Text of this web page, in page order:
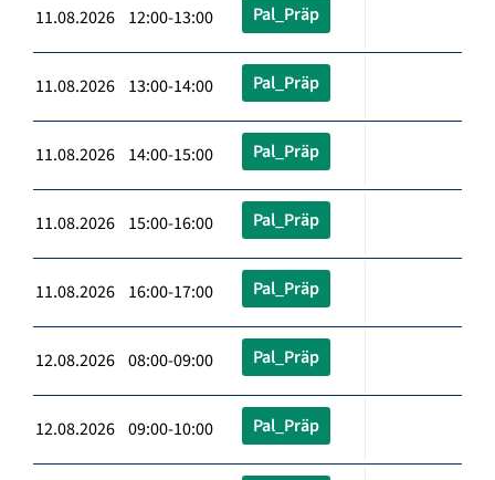
11.08.2026 12:00-13:00 Pal_Präp
11.08.2026 13:00-14:00 Pal_Präp
11.08.2026 14:00-15:00 Pal_Präp
11.08.2026 15:00-16:00 Pal_Präp
11.08.2026 16:00-17:00 Pal_Präp
12.08.2026 08:00-09:00 Pal_Präp
12.08.2026 09:00-10:00 Pal_Präp